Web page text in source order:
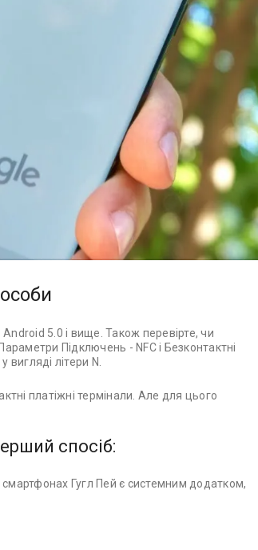
5.0 і вище. Також перевірте, чи
Підключень - NFC і Безконтактні
літери N.
платіжні термінали. Але для цього
спосіб:
Гугл Пей є системним додатком,